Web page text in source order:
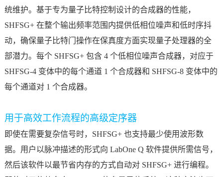
统维护。基于专为量子比特控制设计的合成器的性能，
SHFSG+ 在整个输出频率范围内提供低相位噪声和低时序抖
动，确保量子比特门操作在保真度方面实现量子处理器的全
部潜力。每个 SHFSG+ 包含 4 个低相位噪声合成器，对应于
SHFSG-4 变体中的每个通道 1 个合成器和 SHFSG-8 变体中的
每个通道对 1 个合成器。
用于高效工作流程的高级定序器
即使在需要复杂信号时，SHFSG+ 也支持最少使用波形数
据。用户以脉冲描述的形式向 LabOne Q 软件提供所需信号，
然后该软件以最节省内存的方式自动对 SHFSG+ 进行编程。